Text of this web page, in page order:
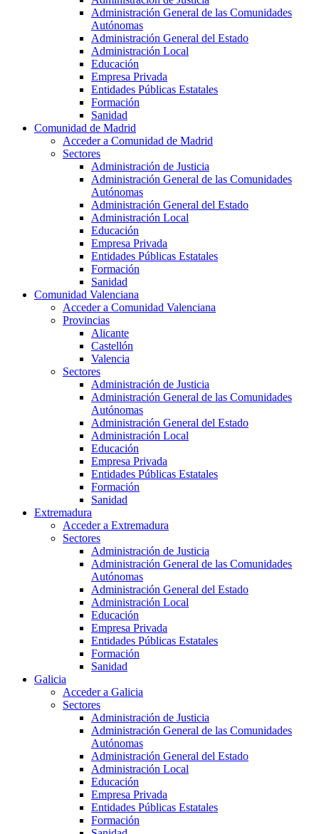
Administración General de las Comunidades
Autónomas
Administración General del Estado
Administración Local
Educación
Empresa Privada
Entidades Públicas Estatales
Formación
Sanidad
Comunidad de Madrid
Acceder a Comunidad de Madrid
Sectores
Administración de Justicia
Administración General de las Comunidades
Autónomas
Administración General del Estado
Administración Local
Educación
Empresa Privada
Entidades Públicas Estatales
Formación
Sanidad
Comunidad Valenciana
Acceder a Comunidad Valenciana
Provincias
Alicante
Castellón
Valencia
Sectores
Administración de Justicia
Administración General de las Comunidades
Autónomas
Administración General del Estado
Administración Local
Educación
Empresa Privada
Entidades Públicas Estatales
Formación
Sanidad
Extremadura
Acceder a Extremadura
Sectores
Administración de Justicia
Administración General de las Comunidades
Autónomas
Administración General del Estado
Administración Local
Educación
Empresa Privada
Entidades Públicas Estatales
Formación
Sanidad
Galicia
Acceder a Galicia
Sectores
Administración de Justicia
Administración General de las Comunidades
Autónomas
Administración General del Estado
Administración Local
Educación
Empresa Privada
Entidades Públicas Estatales
Formación